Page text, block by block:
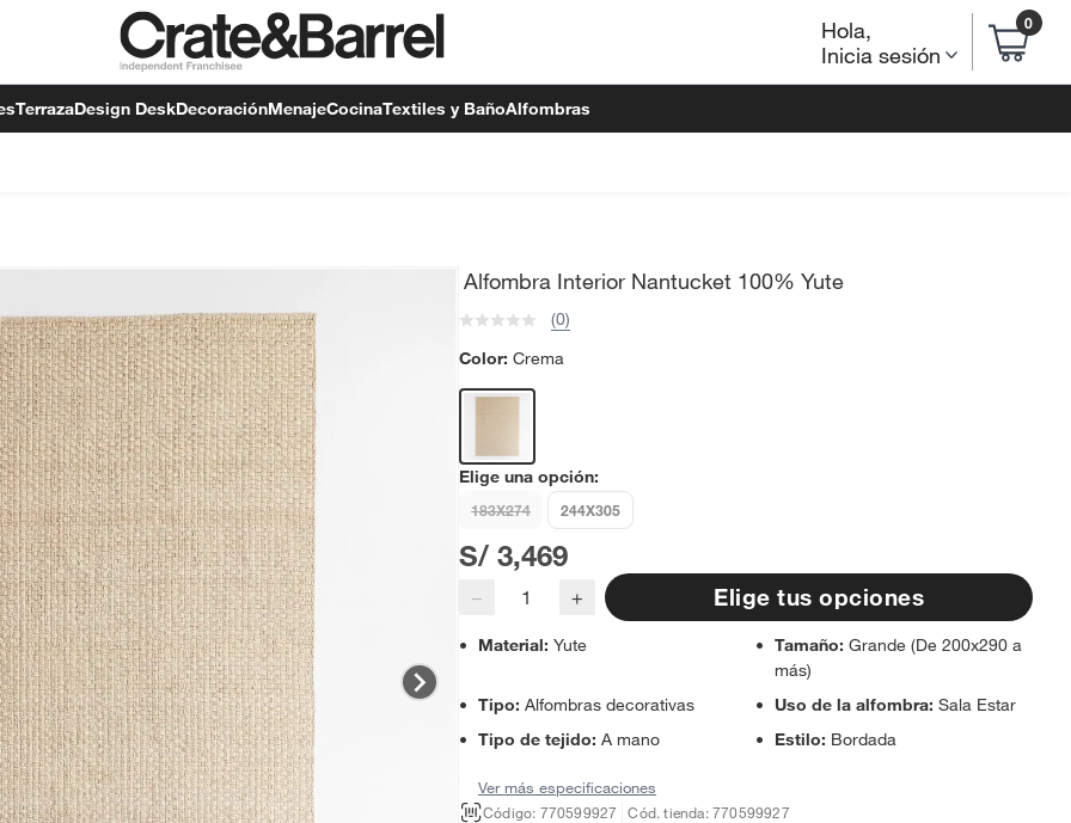
Hola,
Inicia sesión
0
TerrazaDesign DeskDecoraciónMenajeCocinaTextiles y BañoAlfombras
Alfombra Interior Nantucket 100% Yute
(0)
Color: Crema
Elige una opción:
183X274 244X305
S/ 3,469
− + Elige tus opciones
Material: Yute Tamaño: Grande (De 200x290 a
más)
Tipo: Alfombras decorativas Uso de la alfombra: Sala Estar
Tipo de tejido: A mano Estilo: Bordada
Ver más especificaciones
Código: 770599927
Cód. tienda: 770599927